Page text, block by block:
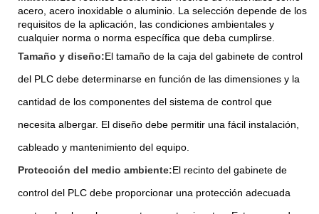
acero, acero inoxidable o aluminio. La selección depende de los
requisitos de la aplicación, las condiciones ambientales y
cualquier norma o norma específica que deba cumplirse.
Tamaño y diseño:El tamaño de la caja del gabinete de control
del PLC debe determinarse en función de las dimensiones y la
cantidad de los componentes del sistema de control que
necesita albergar. El diseño debe permitir una fácil instalación,
cableado y mantenimiento del equipo.
Protección del medio ambiente:El recinto del gabinete de
control del PLC debe proporcionar una protección adecuada